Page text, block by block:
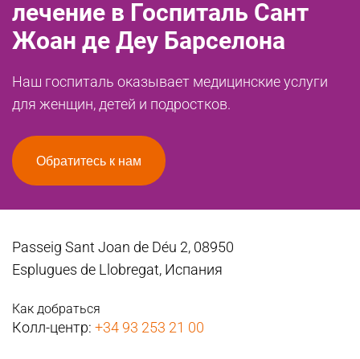
лечение в Госпиталь Сант
Жоан де Деу Барселона
Наш госпиталь оказывает медицинские услуги
для женщин, детей и подростков.
Обратитесь к нам
Passeig Sant Joan de Déu 2, 08950
Esplugues de Llobregat, Испания
Как добраться
Колл-центр: +34 93 253 21 00